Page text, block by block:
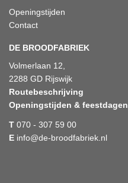
Openingstijden
Contact
DE BROODFABRIEK
Volmerlaan 12,
2288 GD Rijswijk
Routebeschrijving
Openingstijden & feestdagen
T 070 - 307 59 00
E info@de-broodfabriek.nl